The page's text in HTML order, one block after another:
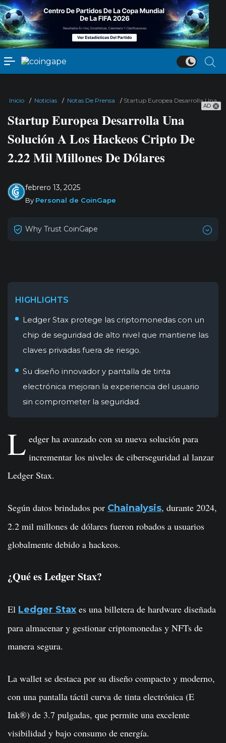
AD
Inicio / Noticias / Notas De Prensa / Startup Europea Desarrolla Una
Startup Europea Desarrolla Una
Solución A Los Hackeos Cripto De
2.22 Mil Millones De Dólares
febrero 13, 2025
By Personal de CoinGape
Why Trust CoinGape
HIGHLIGHTS
Ledger Stax protege las criptomonedas con un
chip de seguridad de alto nivel que mantiene las
claves privadas fuera de riesgo.
Su diseño innovador y pantalla de tinta
electrónica mejoran la experiencia del usuario
sin comprometer la seguridad.
L edger ha avanzado con su nueva solución para
incrementar los niveles de ciberseguridad al lanzar
Ledger Stax.
Según datos brindados por Chainalysis, durante 2024,
2.2 mil millones de dólares fueron robados a usuarios
globalmente debido a hackeos.
¿Qué es Ledger Stax?
El Ledger Stax es una billetera de hardware diseñada
para almacenar y gestionar criptomonedas y NFTs de
manera segura.
La wallet se destaca por su diseño compacto y moderno,
con una pantalla táctil curva de tinta electrónica (E
Ink®) de 3.7 pulgadas, que permite una excelente
visibilidad y bajo consumo de energía.